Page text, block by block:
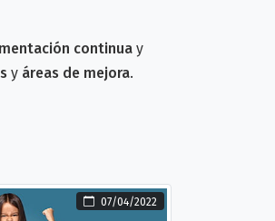
continua y
y áreas de mejora.
07/04/2022